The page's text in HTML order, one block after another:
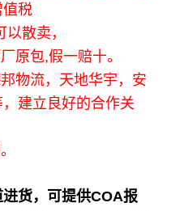
值税
散卖，
原包,假一赔十。
物流，天地华宇，安
建立良好的合作关
进货，可提供COA报